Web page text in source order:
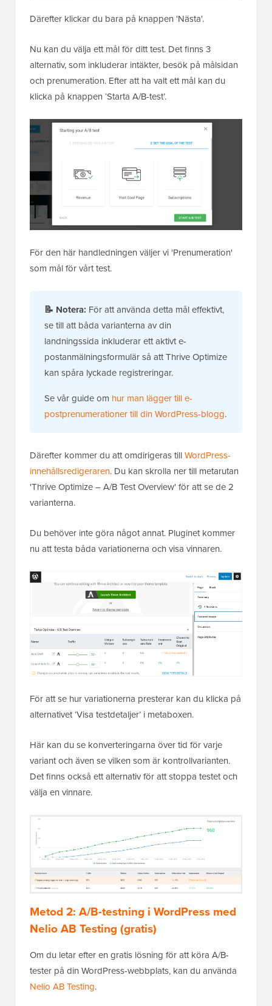
Därefter klickar du bara på knappen 'Nästa'.
Nu kan du välja ett mål för ditt test. Det finns 3
alternativ, som inkluderar intäkter, besök på målsidan
och prenumeration. Efter att ha valt ett mål kan du
klicka på knappen ‘Starta A/B-test’.
För den här handledningen väljer vi 'Prenumeration'
som mål för vårt test.
📝 Notera: För att använda detta mål effektivt,
se till att båda varianterna av din
landningssida inkluderar ett aktivt e-
postanmälningsformulär så att Thrive Optimize
kan spåra lyckade registreringar.
Se vår guide om hur man lägger till e-
postprenumerationer till din WordPress-blogg.
Därefter kommer du att omdirigeras tillWordPress-
innehållsredigeraren. Du kan skrolla ner till metarutan
'Thrive Optimize – A/B Test Overview' för att se de 2
varianterna.
Du behöver inte göra något annat. Pluginet kommer
nu att testa båda variationerna och visa vinnaren.
För att se hur variationerna presterar kan du klicka på
alternativet ‘Visa testdetaljer’ i metaboxen.
Här kan du se konverteringarna över tid för varje
variant och även se vilken som är kontrollvarianten.
Det finns också ett alternativ för att stoppa testet och
välja en vinnare.
Metod 2: A/B-testning i WordPress med
Nelio AB Testing (gratis)
Om du letar efter en gratis lösning för att köra A/B-
tester på din WordPress-webbplats, kan du använda
Nelio AB Testing.